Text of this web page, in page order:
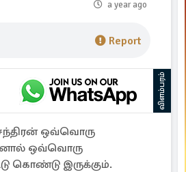
a year ago
Report
விளம்பரம்
ஒவ்வொரு
ஒவ்வொரு
கொண்டு இருக்கும்.